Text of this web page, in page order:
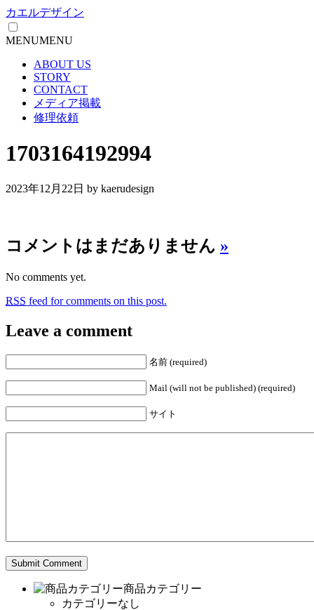
カエルデザイン
MENUMENU
ABOUT US
STORY
CONTACT
メディア掲載
修理依頼
1703164192994
2023年12月22日 by kaerudesign
コメントはまだありません »
No comments yet.
RSS feed for comments on this post.
Leave a comment
名前 (required)
Mail (will not be published) (required)
サイト
商品カテゴリー
カテゴリーなし